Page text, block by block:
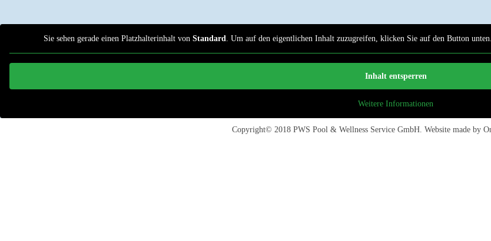
Sie sehen gerade einen Platzhalterinhalt von Standard . Um auf den eigentlichen Inhalt zuzugreifen, klicken Sie auf den Button
Inhalt entsperren
Weitere Informationen
Copyright© 2018 PWS Pool & Wellness Service GmbH. Website made by